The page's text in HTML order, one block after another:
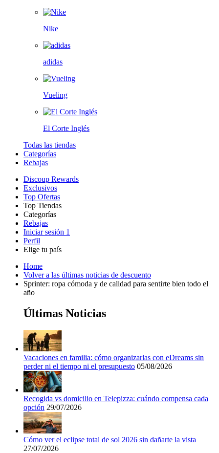
Nike
adidas
Vueling
El Corte Inglés
Todas las tiendas
Categorías
Rebajas
Discoup Rewards
Exclusivos
Top Ofertas
Top Tiendas
AliExpress
Amazon
Druni
Booking.com
Miravia
Categorías
Electrónica e
Accesorios
Hogar y
Jardín
Vacaciones y
Transporte
Rebajas
Iniciar sesión 1
Perfil
Elige tu país
States
Home
Volver a las últimas noticias de descuento
Sprinter: ropa cómoda y de calidad para sentirte bien todo el
año
Últimas Noticias
Vacaciones en familia: cómo organizarlas con eDreams sin
perder ni el tiempo ni el presupuesto 05/08/2026
Recogida vs domicilio en Telepizza: cuándo compensa cada
opción 29/07/2026
Cómo ver el eclipse total de sol 2026 sin dañarte la vista
27/07/2026